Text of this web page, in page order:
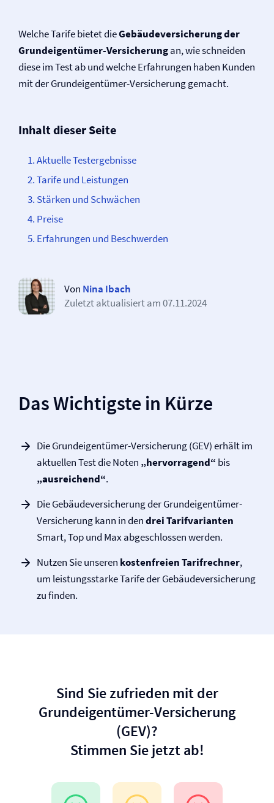
Welche Tarife bietet dieGebäude­versicherung der
Grundeigentümer-Versicherungan, wie schneiden
diese im Test ab und welche Erfahrungen haben Kunden
mit der Grundeigentümer-Versicherung gemacht.
Inhalt dieser Seite
Aktuelle Testergebnisse
Tarife und Leistungen
Stärken und Schwächen
Preise
Erfahrungen und Beschwerden
Von Nina Ibach
Zuletzt aktualisiert am07.11.2024
Das Wichtigste in Kürze
Die Grundeigentümer-Versicherung (GEV) erhält im
aktuellen Test die Noten „hervorragend“ bis
„ausreichend“.
Die Gebäude­versicherung der Grundeigentümer-
Versicherung kann in dendrei Tarifvarianten
Smart, Top und Max abgeschlossen werden.
Nutzen Sie unseren kostenfreien Tarifrechner,
um leistungsstarke Tarife der Gebäude­­versicherung
zu finden.
Sind Sie zufrieden mit der
Grundeigentümer-Versicherung
(GEV)?
Stimmen Sie jetzt ab!